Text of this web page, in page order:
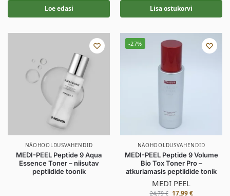
Loe edasi Lisa ostukorvi
NÄOHOOLDUSVAHENDID
MEDI-PEEL Peptide 9 Aqua
Essence Toner – niisutav
peptiidide toonik
-27%
NÄOHOOLDUSVAHENDID
MEDI-PEEL Peptide 9 Volume
Bio Tox Toner Pro –
atkuriamasis peptiidide tonik
MEDI PEEL
24,79€ 17,99€